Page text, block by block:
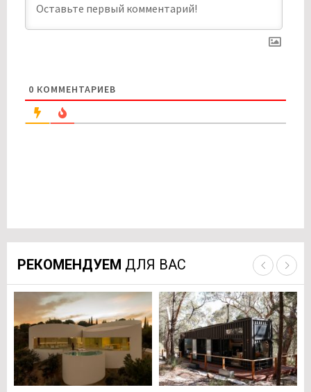
0 КОММЕНТАРИЕВ
РЕКОМЕНДУЕМ ДЛЯ ВАС